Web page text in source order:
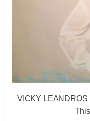
VICKY LEANDROS